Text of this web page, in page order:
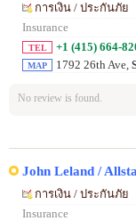
การเงิน / ประกันภัย
Insurance
TEL +1 (415) 664-
MAP 1792 26th Ave,
No review is found.
John Leland /
การเงิน / ประกันภัย
Insurance